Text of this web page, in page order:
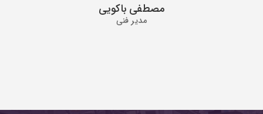
مصطفی باکویی
مدیر فنی